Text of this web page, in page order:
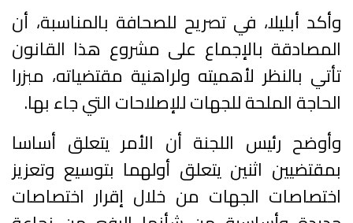
وأكد أبليلا، في تصريح للصحافة بالمناسبة، أن
المصادقة بالإجماع على مشروع هذا القانون
تأتي بالنظر لأهميته ولراهنية مقتضياته، مبزرا
الحاجة الملحة للجهات للإصلاحات التي جاء بها.
وأوضح رئيس اللجنة أن الأمر يتعلق أساسا
بمقتضيين اثنين يتعلق أولهما بتوسيع وتعزيز
اختصاصات الجهات من خلال إقرار اختصاصات